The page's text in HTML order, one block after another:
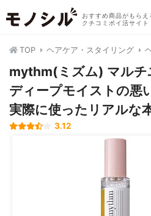
おすすめ商品がもらえ
クチコミポイ活サイト
TOP ヘアケア・スタイリング
mythm(ミズム) マルチ
ディープモイストの悪
実際に使ったリアルな
3.12